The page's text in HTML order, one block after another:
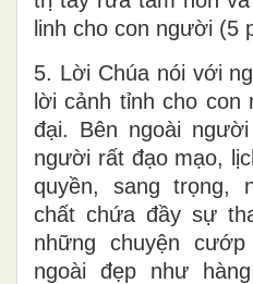
linh cho con người (5
5. Lời Chúa nói với
lời cảnh tỉnh cho con
đại. Bên ngoài
người rất đạo mạo,
quyền, sang trọng,
chất chứa đầy sự
những chuyện
ngoài đẹp như